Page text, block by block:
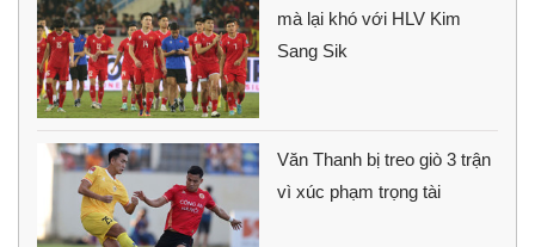
mà lại khó với HLV Kim
Sang Sik
Văn Thanh bị treo giò 3 trận
vì xúc phạm trọng tài